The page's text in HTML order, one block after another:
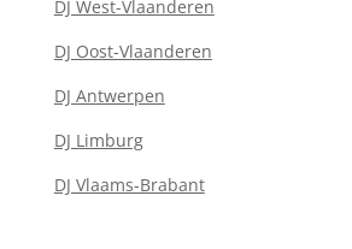
DJ West-Vlaanderen
DJ Oost-Vlaanderen
DJ Antwerpen
DJ Limburg
DJ Vlaams-Brabant